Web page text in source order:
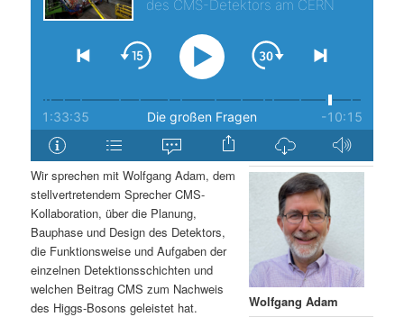
p
n
g
e
n
t
r
i
n
g
e
Wolfgang Adam
Wir sprechen mit Wolfgang Adam, dem
stellvertretendem Sprecher CMS-
Kollaboration, über die Planung,
Bauphase und Design des Detektors,
die Funktionsweise und Aufgaben der
einzelnen Detektionsschichten und
welchen Beitrag CMS zum Nachweis
des Higgs-Bosons geleistet hat.